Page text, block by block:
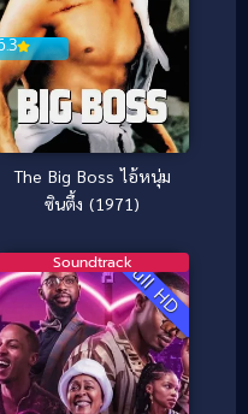
The Big Boss ไอ้หนุ่ม
ซินตึ้ง (1971)
Full HD
Soundtrack